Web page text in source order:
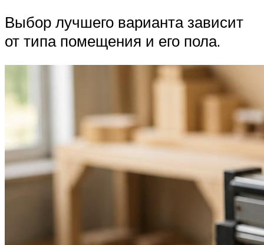
Выбор лучшего варианта зависит
от типа помещения и его пола.